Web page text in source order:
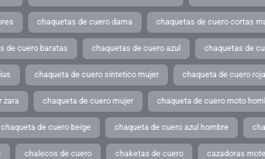
chaquetas de cuero dama chaquetas de cuero cortas
de cuero baratas chaquetas de cuero azul chaquetas de
chaqueta de cuero sintetico mujer chaqueta de cuero roja
zara chaqueta de cuero mujer chaqueta de cuero moto
chaqueta de cuero beige chaqueta de cuero azul hombre
chalecos de cuero chaketas de cuero cazadoras